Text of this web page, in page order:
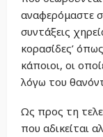
αναφερόμαστε
συντάξεις
κορασίδες’
κάποιοι, οι
λόγω του
Ως προς τη
που αδικείται